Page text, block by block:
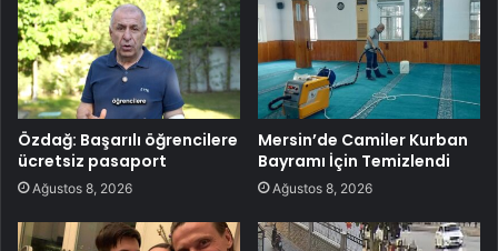
Özdağ: Başarılı öğrencilere
ücretsiz pasaport
Ağustos 8, 2026
Mersin’de Camiler Kurban
Bayramı İçin Temizlendi
Ağustos 8, 2026